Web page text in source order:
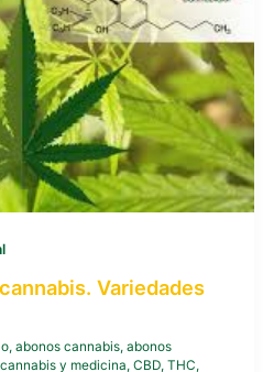
Variedades
, abonos cannabis, abonos
cannabis y medicina, CBD, THC,